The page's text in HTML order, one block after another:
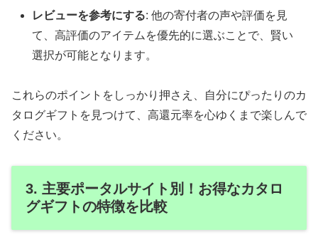
レビューを参考にする: 他の寄付者の声や評価を見
て、高評価のアイテムを優先的に選ぶことで、賢い
選択が可能となります。
これらのポイントをしっかり押さえ、自分にぴったりのカ
タログギフトを見つけて、高還元率を心ゆくまで楽しんで
ください。
3. 主要ポータルサイト別！お得なカタロ
グギフトの特徴を比較